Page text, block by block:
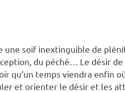
soif inextinguible de
du péché… Le désir
qu’un temps viendra enfin
et orienter le désir et les